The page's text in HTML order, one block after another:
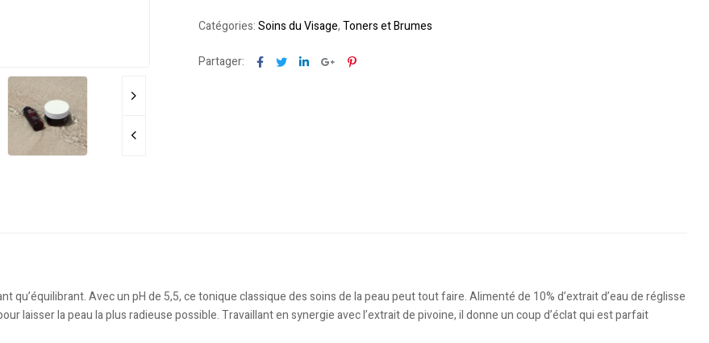
t
i
v
Catégories:Soins du Visage,Toners et Brumes
Partager: Facebook
TwitterLinkedinGoogle+Pinterest
qu’équilibrant. Avec un pH de 5,5, ce tonique classique des soins de la peau peut tout faire. Alimenté de 10% d’extrait d’eau de réglisse
laisser la peau la plus radieuse possible. Travaillant en synergie avec l’extrait de pivoine, il donne un coup d’éclat qui est parfait